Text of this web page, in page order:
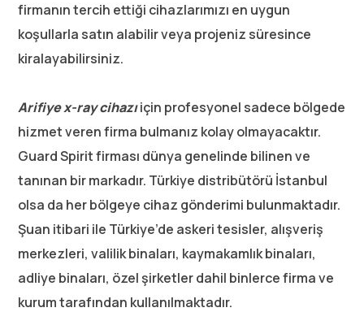
firmanın tercih ettiği cihazlarımızı en uygun
koşullarla satın alabilir veya projeniz süresince
kiralayabilirsiniz.
Arifiye x-ray cihazıiçin profesyonel sadece bölgede
hizmet veren firma bulmanız kolay olmayacaktır.
Guard Spirit firması dünya genelinde bilinen ve
tanınan bir markadır. Türkiye distribütörü İstanbul
olsa da her bölgeye cihaz gönderimi bulunmaktadır.
Şuan itibari ile Türkiye’de askeri tesisler, alışveriş
merkezleri, valilik binaları, kaymakamlık binaları,
adliye binaları, özel şirketler dahil binlerce firma ve
kurum tarafından kullanılmaktadır.